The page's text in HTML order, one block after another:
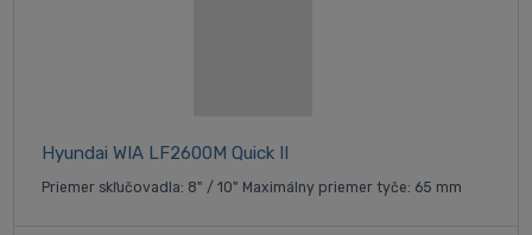
Hyundai WIA LF2600M Quick II
Priemer skľučovadla: 8" / 10" Maximálny priemer tyče: 65 mm